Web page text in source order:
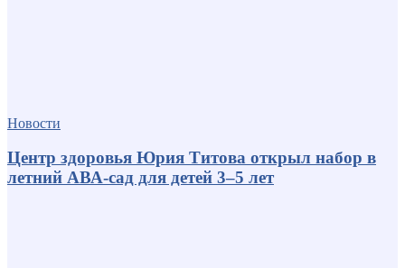
Новости
Центр здоровья Юрия Титова открыл набор в
летний АВА-сад для детей 3–5 лет